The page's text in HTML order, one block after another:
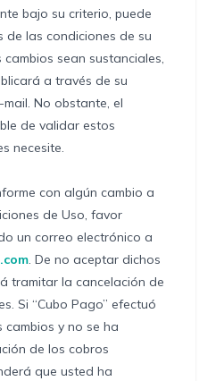
bajo su criterio, puede
de las condiciones de su
sean sustanciales,
a través de su
No obstante, el
de validar estos
necesite.
con algún cambio a
de Uso, favor
un correo electrónico a
. De no aceptar dichos
tramitar la cancelación de
Si “Cubo Pago” efectuó
y no se ha
de los cobros
que usted ha